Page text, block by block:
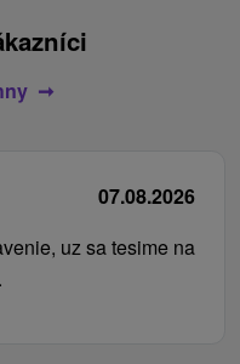
07.08.2026
uz sa tesime na